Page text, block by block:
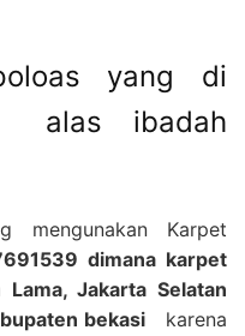
yang di
alas ibadah
mengunakan Karpet
dimana karpet
Jakarta Selatan
bekasikarena